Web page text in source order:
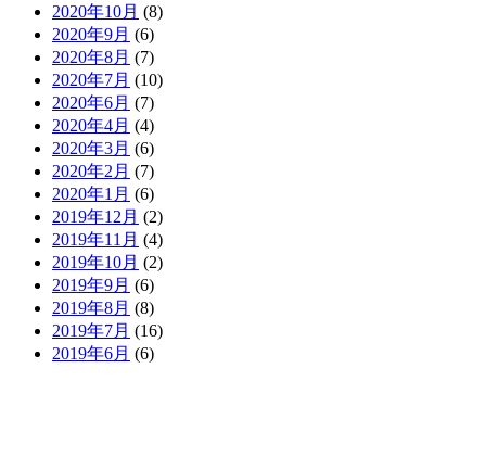
2020年10月 (8)
2020年9月 (6)
2020年8月 (7)
2020年7月 (10)
2020年6月 (7)
2020年4月 (4)
2020年3月 (6)
2020年2月 (7)
2020年1月 (6)
2019年12月 (2)
2019年11月 (4)
2019年10月 (2)
2019年9月 (6)
2019年8月 (8)
2019年7月 (16)
2019年6月 (6)